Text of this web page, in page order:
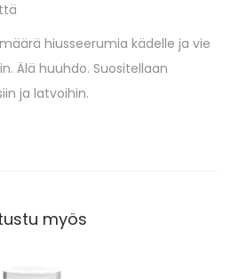
hiusseerumia kädelle ja vie
Älä huuhdo. Suositellaan
ja latvoihin.
myös